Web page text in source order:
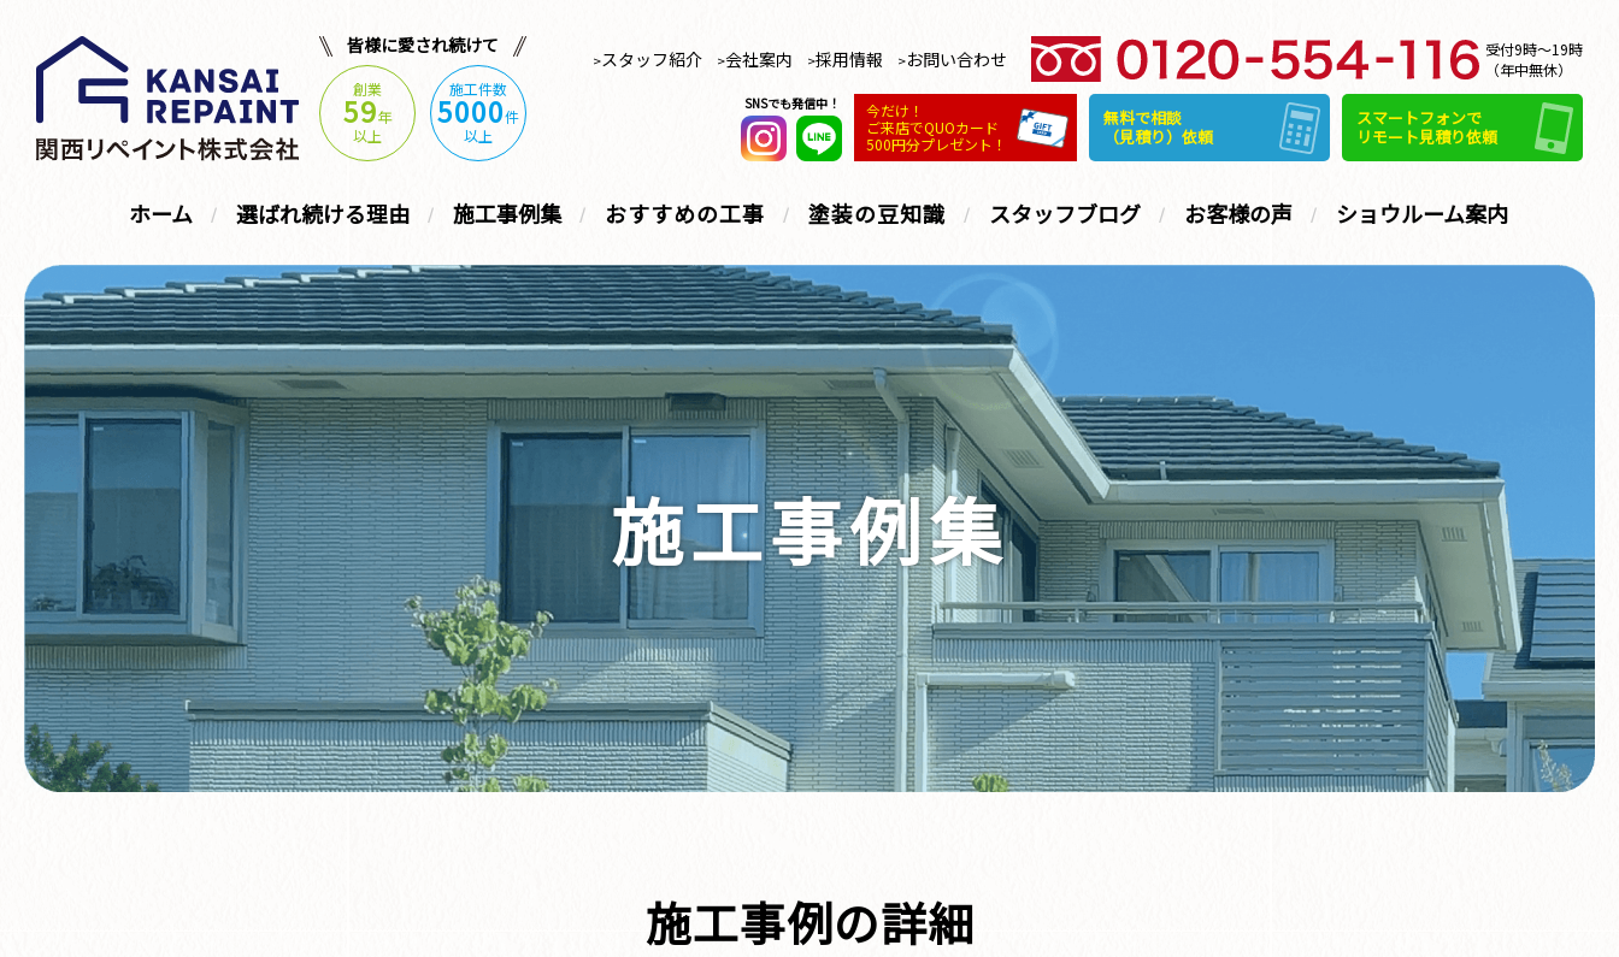
皆様に愛され続けて
創業
59年
以上
施工件数
5000件
以上
スタッフ紹介 会社案内 採用情報 お問い合わせ
受付9時～19時
（年中無休）
SNSでも発信中！
今だけ！
ご来店でQUOカード
500円分プレゼント！
無料で相談
（見積り）依頼
スマートフォンで
リモート見積り依頼
ホーム 選ばれ続ける理由 施工事例集 おすすめの工事 塗装の豆知識 スタッフブログ お客様の声 ショウルーム案内
施工事例集
施工事例の詳細